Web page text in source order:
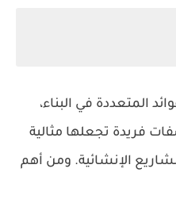
المتعددة في البناء،
فريدة تجعلها مثالية
الإنشائية. ومن أهم